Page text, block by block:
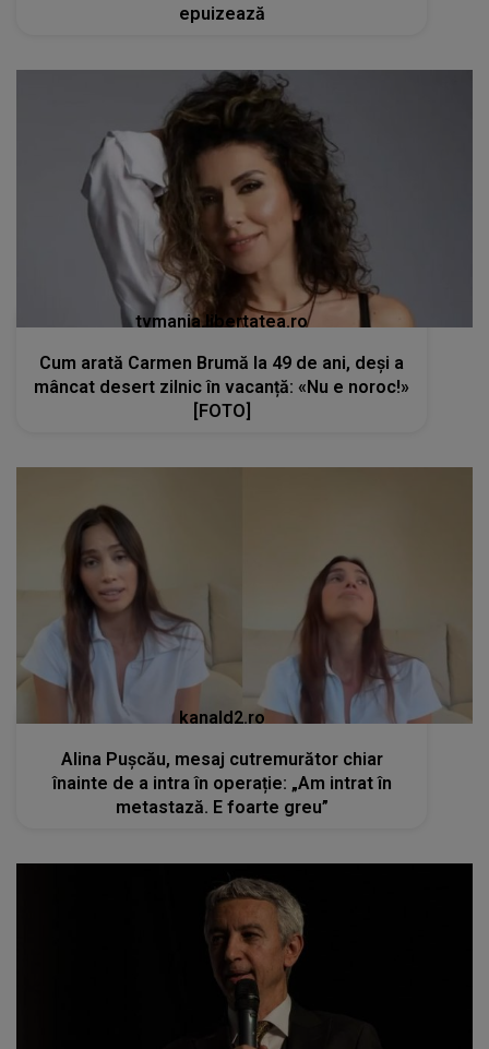
epuizează
tvmania.libertatea.ro
Cum arată Carmen Brumă la 49 de ani, deși a
mâncat desert zilnic în vacanță: «Nu e noroc!»
[FOTO]
kanald2.ro
Alina Pușcău, mesaj cutremurător chiar
înainte de a intra în operație: „Am intrat în
metastază. E foarte greu”